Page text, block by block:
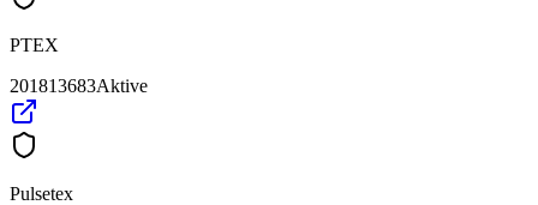
PTEX
201813683Aktive
Pulsetex